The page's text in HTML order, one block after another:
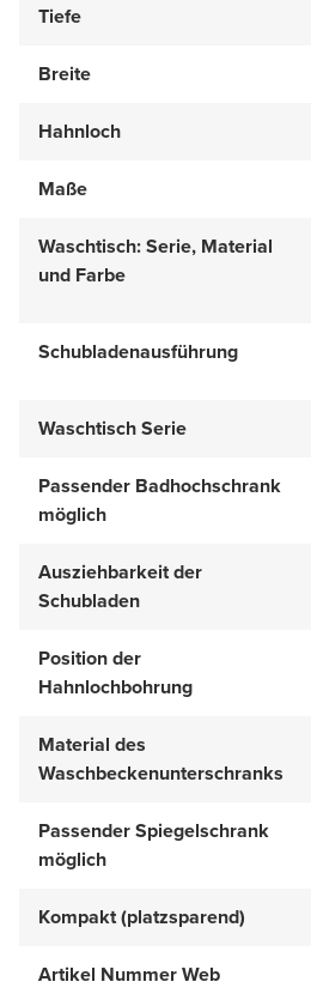
Tiefe
Breite
Hahnloch
Maße
Waschtisch: Serie, Material
und Farbe
Schubladenausführung
Waschtisch Serie
Passender Badhochschrank
möglich
Ausziehbarkeit der
Schubladen
Position der
Hahnlochbohrung
Material des
Waschbeckenunterschranks
Passender Spiegelschrank
möglich
Kompakt (platzsparend)
Artikel Nummer Web